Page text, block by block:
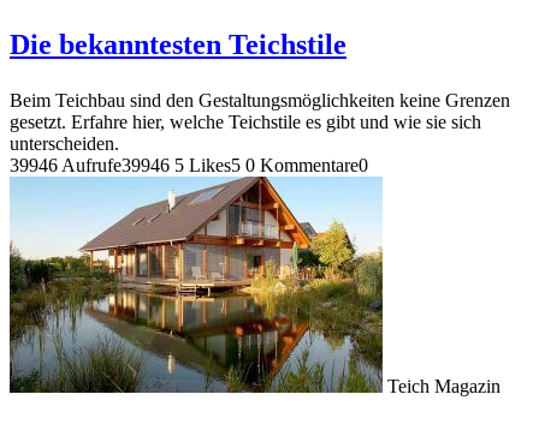
Die bekanntesten Teichstile
Beim Teichbau sind den Gestaltungsmöglichkeiten keine Grenzen
gesetzt. Erfahre hier, welche Teichstile es gibt und wie sie sich
unterscheiden.
39946 Aufrufe39946 5 Likes5 0 Kommentare0
Teich Magazin